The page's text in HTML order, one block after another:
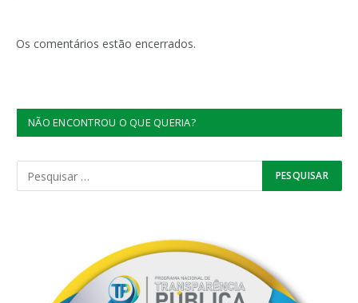
Os comentários estão encerrados.
NÃO ENCONTROU O QUE QUERIA?